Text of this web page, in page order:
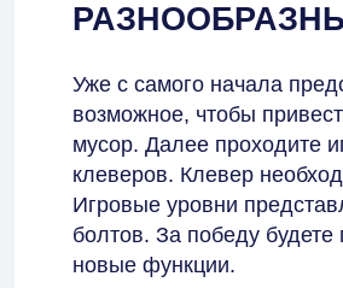
Уже с самого начала
возможное, чтобы
мусор. Далее проходите
клеверов. Клевер
Игровые уровни
болтов. За победу будете
новые функции.